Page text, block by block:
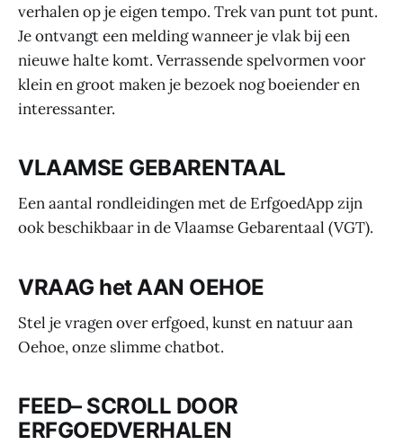
verhalen op je eigen tempo. Trek van punt tot punt.
Je ontvangt een melding wanneer je vlak bij een
nieuwe halte komt. Verrassende spelvormen voor
klein en groot maken je bezoek nog boeiender en
interessanter.
VLAAMSE GEBARENTAAL
Een aantal rondleidingen met de ErfgoedApp zijn
ook beschikbaar in de Vlaamse Gebarentaal (VGT).
VRAAG het AAN OEHOE
Stel je vragen over erfgoed, kunst en natuur aan
Oehoe, onze slimme chatbot.
FEED– SCROLL DOOR
ERFGOEDVERHALEN